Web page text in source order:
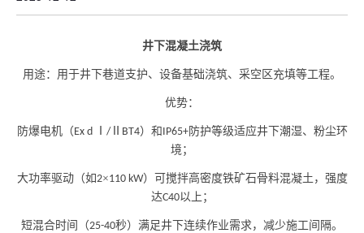
井下混凝土浇筑
用途：用于井下巷道支护、设备基础浇筑、采空区充填等工程。
优势：
防爆电机（Ex d /Ⅱ BT4）和IP65+防护等级适应井下潮湿、粉尘环
境；
大功率驱动（如2×110 kW）可搅拌高密度铁矿石骨料混凝土，强度
达C40以上；
短混合时间（25-40秒）满足井下连续作业需求，减少施工间隔。